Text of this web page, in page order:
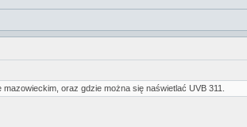
oraz gdzie można się naświetlać UVB 311.